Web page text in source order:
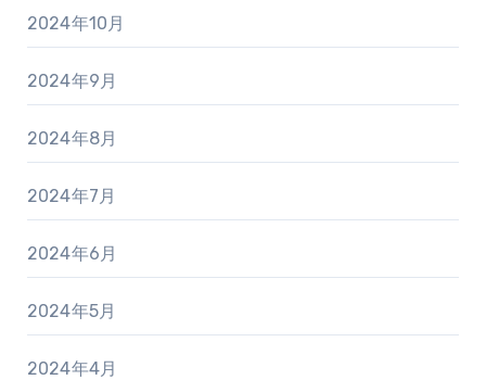
2024年10月
2024年9月
2024年8月
2024年7月
2024年6月
2024年5月
2024年4月